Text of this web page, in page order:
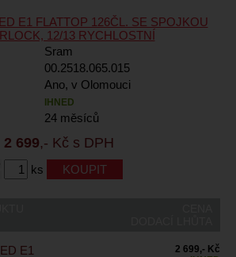
Sram
00.2518.065.015
Ano, v Olomouci
IHNED
24 měsíců
2 699,- Kč s DPH
ks
E1
2 699,- Kč